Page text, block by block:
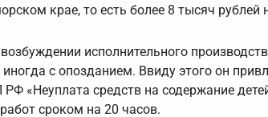
крае, то есть более 8 тысяч рублей
исполнительного
с опозданием. Ввиду этого он
«Неуплата средств на содержание
сроком на 20 часов.